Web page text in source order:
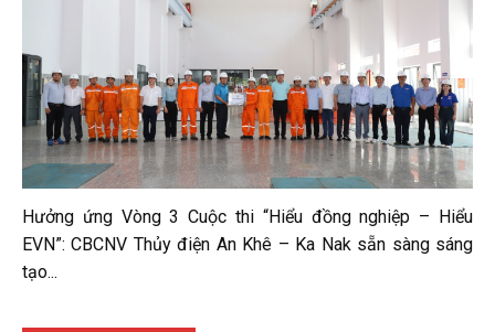
Hưởng ứng Vòng 3 Cuộc thi “Hiểu đồng nghiệp – Hiểu
EVN”: CBCNV Thủy điện An Khê – Ka Nak sẵn sàng sáng
tạo...